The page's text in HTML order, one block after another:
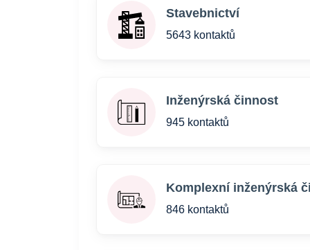
Stavebnictví
5643 kontaktů
Inženýrská činnost
945 kontaktů
Komplexní inženýrská
846 kontaktů